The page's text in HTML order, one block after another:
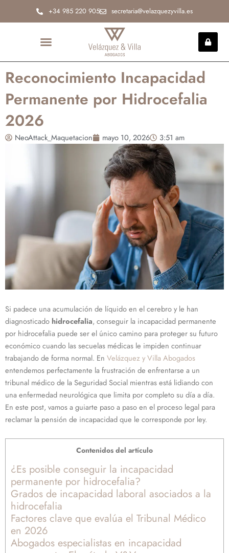
+34 985 220 905 secretaria@velazquezyvilla.es
Reconocimiento Incapacidad
Permanente por Hidrocefalia
2026
NeoAttack_Maquetacion mayo 10, 2026 3:51 am
Si padece una acumulación de líquido en el cerebro y le han
diagnosticado hidrocefalia, conseguir la incapacidad permanente
por hidrocefalia puede ser el único camino para proteger su futuro
económico cuando las secuelas médicas le impiden continuar
trabajando de forma normal. En Velázquez y Villa Abogados
entendemos perfectamente la frustración de enfrentarse a un
tribunal médico de la Seguridad Social mientras está lidiando con
una enfermedad neurológica que limita por completo su día a día.
En este post, vamos a guiarte paso a paso en el proceso legal para
reclamar la pensión de incapacidad que le corresponde por ley.
Contenidos del artículo
¿Es posible conseguir la incapacidad
permanente por hidrocefalia?
Grados de incapacidad laboral asociados a la
hidrocefalia
Factores clave que evalúa el Tribunal Médico
en 2026
Abogados especialistas en incapacidad